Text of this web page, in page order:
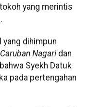
yang merintis
yang dihimpun
Nagari dan
Syekh Datuk
pada pertengahan